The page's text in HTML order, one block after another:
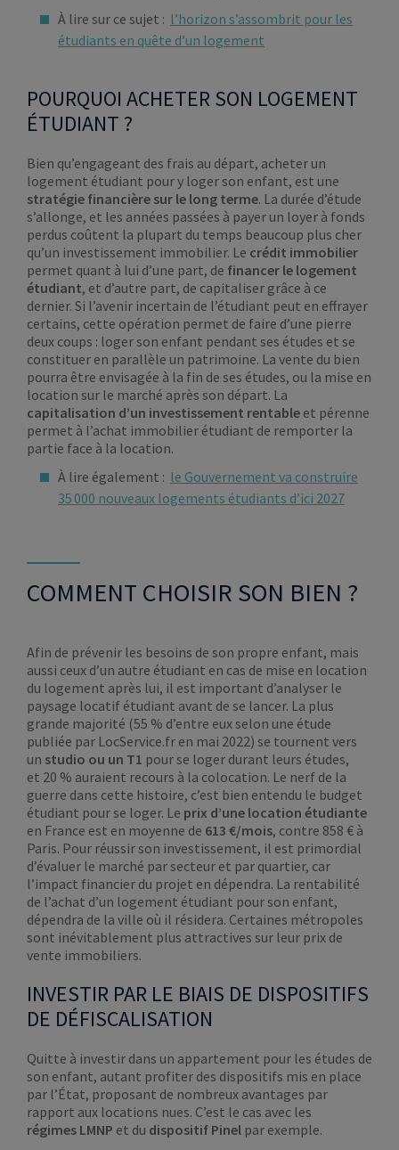
À lire sur ce sujet : l’horizon s’assombrit pour les
étudiants en quête d’un logement
POURQUOI ACHETER SON LOGEMENT
ÉTUDIANT ?
Bien qu’engageant des frais au départ, acheter un
logement étudiant pour y loger son enfant, est une
stratégie financière sur le long terme. La durée d’étude
s’allonge, et les années passées à payer un loyer à fonds
perdus coûtent la plupart du temps beaucoup plus cher
qu’un investissement immobilier. Le crédit immobilier
permet quant à lui d’une part, de financer le logement
étudiant, et d’autre part, de capitaliser grâce à ce
dernier. Si l’avenir incertain de l’étudiant peut en effrayer
certains, cette opération permet de faire d’une pierre
deux coups : loger son enfant pendant ses études et se
constituer en parallèle un patrimoine. La vente du bien
pourra être envisagée à la fin de ses études, ou la mise en
location sur le marché après son départ. La
capitalisation d’un investissement rentable et pérenne
permet à l’achat immobilier étudiant de remporter la
partie face à la location.
À lire également : le Gouvernement va construire
35 000 nouveaux logements étudiants d’ici 2027
COMMENT CHOISIR SON BIEN ?
Afin de prévenir les besoins de son propre enfant, mais
aussi ceux d’un autre étudiant en cas de mise en location
du logement après lui, il est important d’analyser le
paysage locatif étudiant avant de se lancer. La plus
grande majorité (55 % d’entre eux selon une étude
publiée par LocService.fr en mai 2022) se tournent vers
un studio ou un T1 pour se loger durant leurs études,
et 20 % auraient recours à la colocation. Le nerf de la
guerre dans cette histoire, c’est bien entendu le budget
étudiant pour se loger. Le prix d’une location étudiante
en France est en moyenne de 613 €/mois, contre 858 € à
Paris. Pour réussir son investissement, il est primordial
d’évaluer le marché par secteur et par quartier, car
l’impact financier du projet en dépendra. La rentabilité
de l’achat d’un logement étudiant pour son enfant,
dépendra de la ville où il résidera. Certaines métropoles
sont inévitablement plus attractives sur leur prix de
vente immobiliers.
INVESTIR PAR LE BIAIS DE DISPOSITIFS
DE DÉFISCALISATION
Quitte à investir dans un appartement pour les études de
son enfant, autant profiter des dispositifs mis en place
par l’État, proposant de nombreux avantages par
rapport aux locations nues. C’est le cas avec les
régimes LMNP et du dispositif Pinel par exemple.